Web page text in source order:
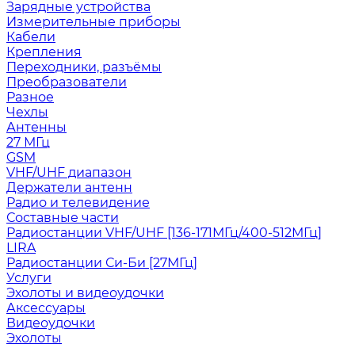
Зарядные устройства
Измерительные приборы
Кабели
Крепления
Переходники, разъёмы
Преобразователи
Разное
Чехлы
Антенны
27 МГц
GSM
VHF/UHF диапазон
Держатели антенн
Радио и телевидение
Составные части
Радиостанции VHF/UHF [136-171МГц/400-512МГц]
LIRA
Радиостанции Си-Би [27МГц]
Услуги
Эхолоты и видеоудочки
Аксессуары
Видеоудочки
Эхолоты